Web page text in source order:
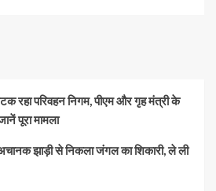
रहा परिवहन निगम, पीएम और गृह मंत्री के
पूरा मामला
झाड़ी से निकला जंगल का शिकारी, ले ली